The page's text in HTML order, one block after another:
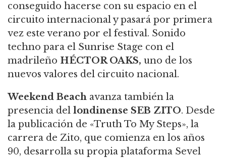
conseguido hacerse con su espacio en el
circuito internacional y pasará por primera
vez este verano por el festival. Sonido
techno para el Sunrise Stage con el
madrileño HÉCTOR OAKS, uno de los
nuevos valores del circuito nacional.
Weekend Beach avanza también la
presencia del londinense SEB ZITO. Desde
la publicación de «Truth To My Steps», la
carrera de Zito, que comienza en los años
90, desarrolla su propia plataforma Sevel